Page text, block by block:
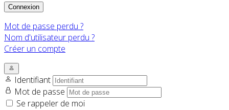
Connexion
Mot de passe perdu ?
Nom d'utilisateur perdu ?
Créer un compte
Identifiant
Mot de passe
Se rappeler de moi